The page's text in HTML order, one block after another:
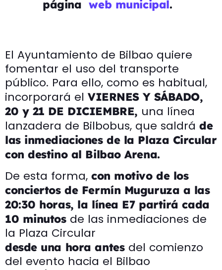
páginaweb municipal.
El Ayuntamiento de Bilbao quiere
fomentar el uso del transporte
público. Para ello, como es habitual,
incorporará el VIERNES Y SÁBADO,
20 y 21 DE DICIEMBRE, una línea
lanzadera de Bilbobus, que saldrá de
las inmediaciones de la Plaza Circular
con destino al Bilbao Arena.
De esta forma, con motivo de los
conciertos de Fermín Muguruza a las
20:30 horas, la línea E7 partirá cada
10 minutos de las inmediaciones de
la Plaza Circular
desde una hora antes del comienzo
del evento hacia el Bilbao